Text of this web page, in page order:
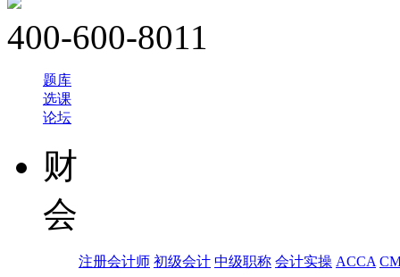
400-600-8011
题库
选课
论坛
财
会
注册会计师 初级会计 中级职称 会计实操 ACCA